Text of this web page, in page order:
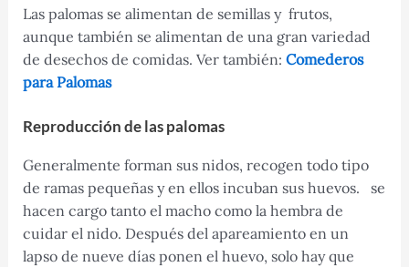
Las palomas se alimentan de semillas y frutos,
aunque también se alimentan de una gran variedad
de desechos de comidas. Ver también: Comederos
para Palomas
Reproducción de las palomas
Generalmente forman sus nidos, recogen todo tipo
de ramas pequeñas y en ellos incuban sus huevos. se
hacen cargo tanto el macho como la hembra de
cuidar el nido. Después del apareamiento en un
lapso de nueve días ponen el huevo, solo hay que